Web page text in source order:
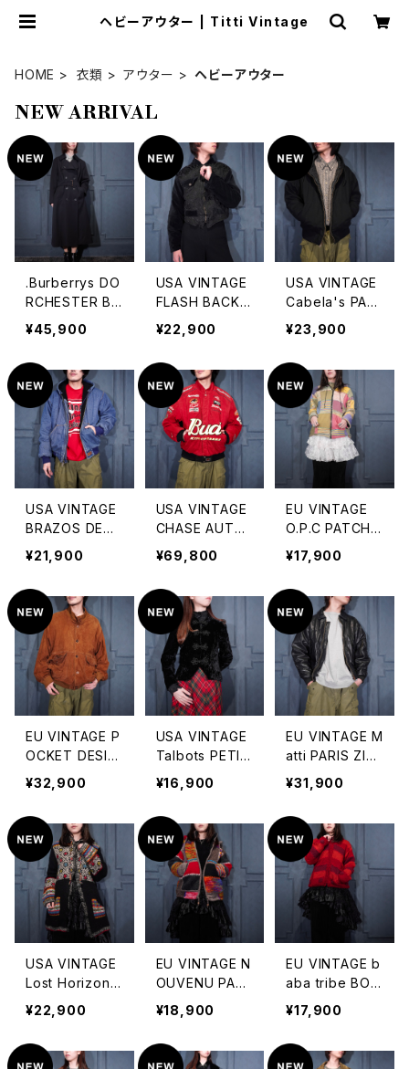
ヘビーアウター | Titti Vintage
HOME 衣類 アウター ヘビーアウター
NEW ARRIVAL
.Burberrys DO
RCHESTER BU
RELLA WOOL
BELTED TREN
CH COAT MA
DE IN ENGLAN
D/バーバリーズ
ウールベルテッ
ドトレンチコート
20000000754
02
¥45,900
USA VINTAGE
FLASH BACK S
HORT LENGT
H EMBROIDER
Y VELOUR SW
ITCHED DESIG
N ZIP BLOUSO
N/アメリカ古着
ショート丈刺繍
ベロア切替デザ
インジップブルゾ
ン
¥22,900
USA VINTAGE
Cabela's PADI
NG DESIGN H
OODIE ZIP UP
DUCK BLOUS
ON/アメリカ古
着中綿デザイン
フーディジップ
アップダックブル
ゾン
¥23,900
USA VINTAGE
BRAZOS DENI
M HOODIE ZIP
UP BLOUSON/
アメリカ古着デ
ニムフーディジ
ップアップブルゾ
ン(アクティブジ
ャケット)
¥21,900
USA VINTAGE
CHASE AUTHE
NTICS JH DES
IGN GROUP JE
FF HAMILTON
BUDWEISER E
MBROIDERY D
ESIGN LEATHE
R RACING JAC
KET/アメリカ古
着ジェフハミルト
ンバドワイザー
刺繍デザインレ
ザーレーシング
ジャケット
¥69,800
EU VINTAGE
O.P.C PATCH
WORK DESIGN
HOODIE BLOU
SON MADE IN
NEPAL/ヨーロ
ッパ古着パッチ
ワークデザイン
フーディブルゾン
¥17,900
EU VINTAGE P
OCKET DESIG
N LEATHER BL
OUSON/ヨーロ
ッパ古着ポケット
デザインレザー
ブルゾン
¥32,900
USA VINTAGE
Talbots PETIT
E COLLECTIO
N CHINA BUT
TON NO COLL
AR VELOUR J
ACKET MADE I
N USA/アメリカ
古着チャイナボ
タンノーカラー
ベロアジャケッ
ト
¥16,900
EU VINTAGE M
atti PARIS ZIP
UP LEATHER B
LOUSON/ヨー
ロッパ古着ジッ
プアップレザー
ブルゾン
¥31,900
USA VINTAGE
Lost Horizons
HAND EMBROI
DERY DESIGN
KNIT HOODIE
COAT HAND K
¥22,900
EU VINTAGE N
OUVENU PAT
CHWORK DESI
GN ZIP UP KNI
T BLOUSON M
ADE IN NEPAL/
¥18,900
EU VINTAGE b
aba tribe BOR
DER PATTERN
ED FLOWER D
ESIGN ZIP UP
KNIT BLOUSO
¥17,900